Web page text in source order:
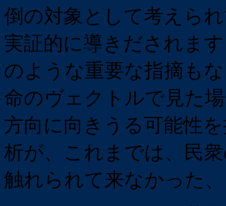
倒の対象として考えら
実証的に導きだされま
のような重要な指摘も
命のヴェクトルで見た
方向に向きうる可能性
析が、これまでは、民
触れられて来なかった